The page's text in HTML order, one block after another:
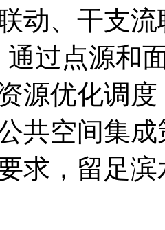
动、干支
通过点源和
源优化调
共空间集
求，留足